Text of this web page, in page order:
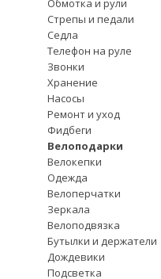
Обмотка и рули
Стрепы и педали
Седла
Телефон на руле
Звонки
Хранение
Насосы
Ремонт и уход
Фидбеги
Велоподарки
Велокепки
Одежда
Велоперчатки
Зеркала
Велоподвязка
Бутылки и держатели
Дождевики
Подсветка